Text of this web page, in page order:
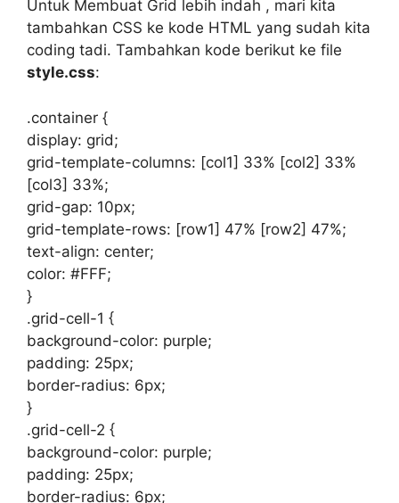
Untuk Membuat Grid lebih indah , mari kita
tambahkan CSS ke kode HTML yang sudah kita
coding tadi. Tambahkan kode berikut ke file
style.css:
.container {
display: grid;
grid-template-columns: [col1] 33% [col2] 33%
[col3] 33%;
grid-gap: 10px;
grid-template-rows: [row1] 47% [row2] 47%;
text-align: center;
color: #FFF;
}
.grid-cell-1 {
background-color: purple;
padding: 25px;
border-radius: 6px;
}
.grid-cell-2 {
background-color: purple;
padding: 25px;
border-radius: 6px;